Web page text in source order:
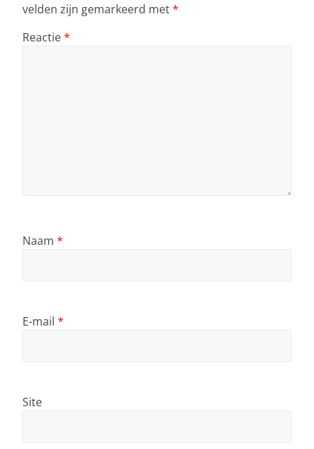
velden zijn gemarkeerd met*
Reactie*
Naam *
E-mail *
Site